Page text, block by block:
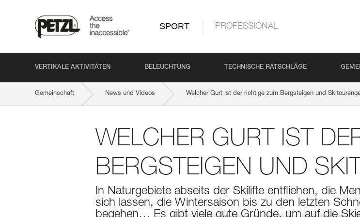
SPORT PROFESSIONAL
VERTIKALE AKTIVITÄTEN BELEUCHTUNG TECHNISCHE RATSCHLÄGE
Gemeinschaft News und Videos Welcher Gurt ist der richtige zum Bergsteigen und
WELCHER GURT IST
BERGSTEIGEN UND
In Naturgebiete abseits der Skilifte entfliehen, die
sich lassen, die Wintersaison bis zu den letzten